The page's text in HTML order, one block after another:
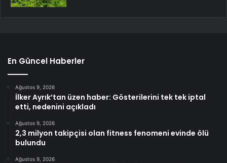
En Güncel Haberler
Ağustos 9, 2026
İlker Ayrık’tan üzen haber: Gösterilerini tek tek iptal
etti, nedenini açıkladı
Ağustos 9, 2026
2,3 milyon takipçisi olan fitness fenomeni evinde ölü
bulundu
Ağustos 9, 2026